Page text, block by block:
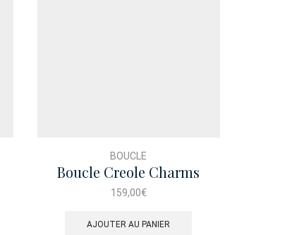
BOUCLE
Boucle Creole Charms
Etoile Bicolore
159,00€
AJOUTER AU PANIER